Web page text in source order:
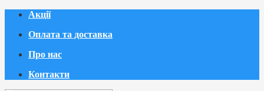
Акції
Оплата та доставка
Про нас
Контакти